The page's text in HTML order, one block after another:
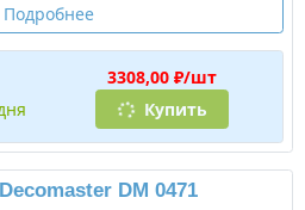
Подробнее
3308,00 ₽/шт
Купить
DM 0471